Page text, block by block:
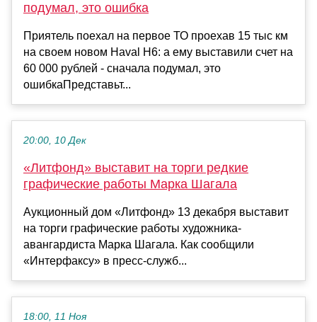
подумал, это ошибка
Приятель поехал на первое ТО проехав 15 тыс км
на своем новом Haval H6: а ему выставили счет на
60 000 рублей - сначала подумал, это
ошибкаПредставьт...
20:00, 10 Дек
«Литфонд» выставит на торги редкие
графические работы Марка Шагала
Аукционный дом «Литфонд» 13 декабря выставит
на торги графические работы художника-
авангардиста Марка Шагала. Как сообщили
«Интерфаксу» в пресс-служб...
18:00, 11 Ноя